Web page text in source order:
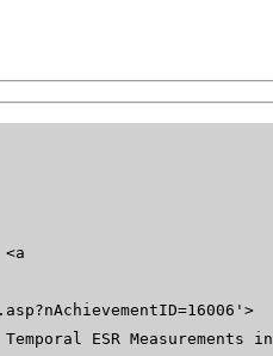
ESR Measurements in